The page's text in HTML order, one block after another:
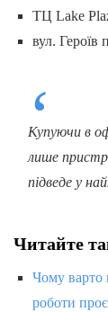
ТЦ Lake
вул.
Купуючи в
лише
підведе у
Читайте
Чому варто
роботи